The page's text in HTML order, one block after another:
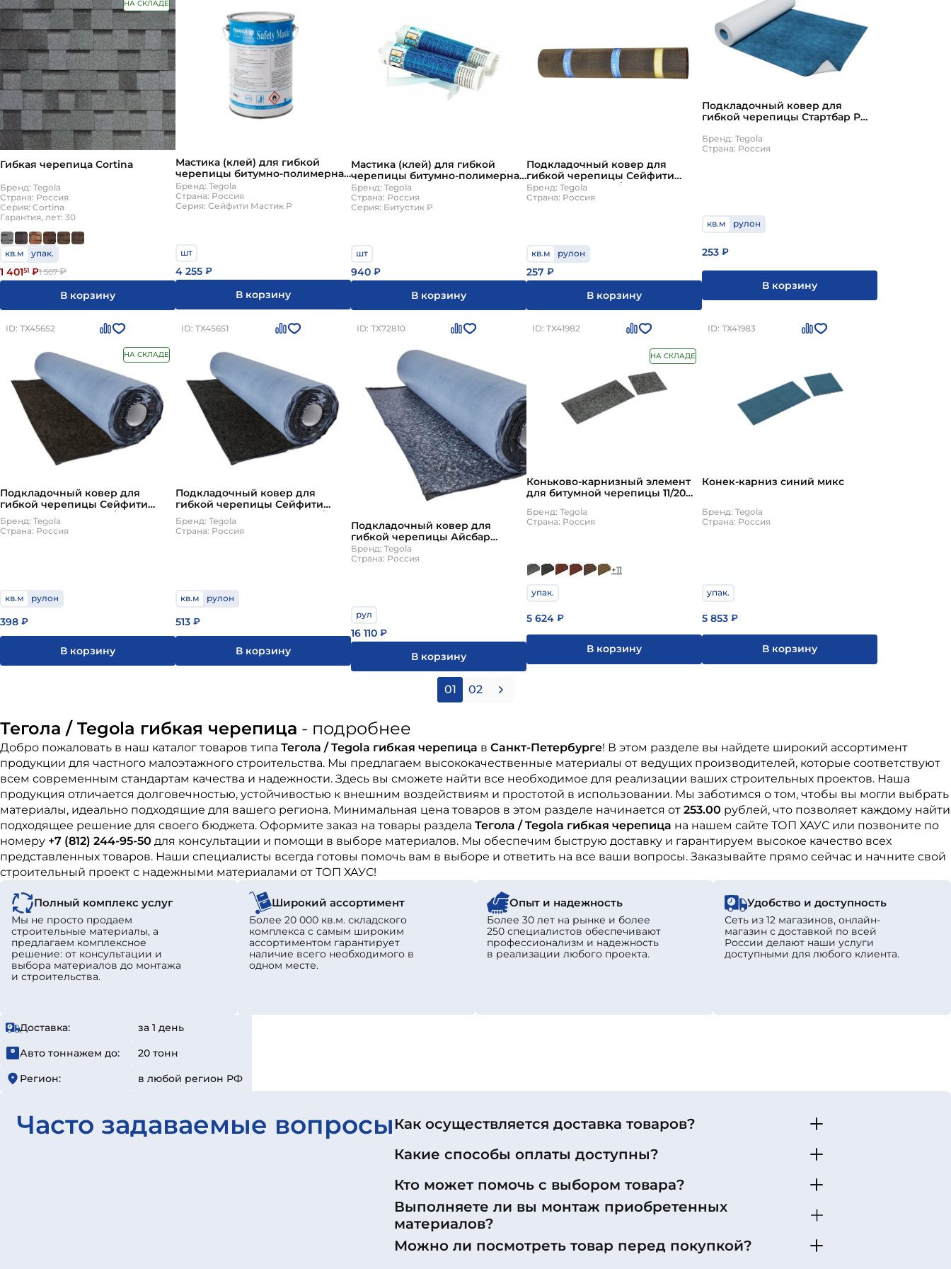
НА СКЛАДЕ
Гибкая черепица Cortina
Бренд: Tegola
Страна: Россия
Серия: Cortina
Гарантия, лет: 30
кв.м упак.
1 40151 ₽1 507₽
В корзину
Мастика (клей) для гибкой
черепицы битумно-полимерная
4л (5кг) Tegola Сейфити Мастик
Р
Бренд: Tegola
Страна: Россия
Серия: Сейфити Мастик Р
шт
4 255 ₽
В корзину
Мастика (клей) для гибкой
черепицы битумно-полимерная
0,31л Tegola Битустик Р
Бренд: Tegola
Страна: Россия
Серия: Битустик Р
шт
940 ₽
В корзину
Подкладочный ковер для
гибкой черепицы Сейфити
Бейз 2 c полосой/overlap 15
кв.м./рул Tegola
Бренд: Tegola
Страна: Россия
кв.м рулон
257 ₽
В корзину
Подкладочный ковер для
гибкой черепицы Стартбар Р
Бренд: Tegola
Страна: Россия
кв.м рулон
253 ₽
В корзину
ID: ТХ45652
НА СКЛАДЕ
Подкладочный ковер для
гибкой черепицы Сейфити
Бейз Силбар 20 кв.м./рул Tegola
Бренд: Tegola
Страна: Россия
кв.м рулон
398 ₽
В корзину
ID: ТХ45651
Подкладочный ковер для
гибкой черепицы Сейфити
Бейз Силбар Супер 15 кв.м./рул
Tegola
Бренд: Tegola
Страна: Россия
кв.м рулон
513 ₽
В корзину
ID: ТХ72810
Подкладочный ковер для
гибкой черепицы Айсбар
СейфГрип Р (SafeGrip R)
самоклеящийся 18 кв.м./рул
Бренд: Tegola
Страна: Россия
рул
16 110 ₽
В корзину
ID: ТХ41982
НА СКЛАДЕ
Коньково-карнизный элемент
для битумной черепицы 11/20
Бренд: Tegola
Страна: Россия
+11
упак.
5 624 ₽
В корзину
ID: ТХ41983
Конек-карниз синий микс
Бренд: Tegola
Страна: Россия
упак.
5 853 ₽
В корзину
01 02
Тегола / Tegola гибкая черепица - подробнее
Добро пожаловать в наш каталог товаров типа Тегола / Tegola гибкая черепица в Санкт-Петербурге! В этом разделе вы найдете широкий ассортимент
продукции для частного малоэтажного строительства. Мы предлагаем высококачественные материалы от ведущих производителей, которые соответствуют
всем современным стандартам качества и надежности. Здесь вы сможете найти все необходимое для реализации ваших строительных проектов. Наша
продукция отличается долговечностью, устойчивостью к внешним воздействиям и простотой в использовании. Мы заботимся о том, чтобы вы могли выбрать
материалы, идеально подходящие для вашего региона. Минимальная цена товаров в этом разделе начинается от 253.00 рублей, что позволяет каждому найти
подходящее решение для своего бюджета. Оформите заказ на товары раздела Тегола / Tegola гибкая черепица на нашем сайте ТОП ХАУС или позвоните по
номеру +7 (812) 244-95-50 для консультации и помощи в выборе материалов. Мы обеспечим быструю доставку и гарантируем высокое качество всех
представленных товаров. Наши специалисты всегда готовы помочь вам в выборе и ответить на все ваши вопросы. Заказывайте прямо сейчас и начните свой
строительный проект с надежными материалами от ТОП ХАУС!
Полный комплекс услуг
Мы не просто продаем
строительные материалы, а
предлагаем комплексное
решение: от консультации и
выбора материалов до монтажа
и строительства.
Широкий ассортимент
Более 20 000 кв.м. складского
комплекса с самым широким
ассортиментом гарантирует
наличие всего необходимого в
одном месте.
Опыт и надежность
Более 30 лет на рынке и более
250 специалистов обеспечивают
профессионализм и надежность
в реализации любого проекта.
Удобство и доступность
Сеть из 12 магазинов, онлайн-
магазин с доставкой по всей
России делают наши услуги
доступными для любого клиента.
Доставка:
за 1 день
Авто тоннажем до:
20 тонн
Регион:
в любой регион РФ
Часто задаваемые вопросы Как осуществляется доставка товаров?
Какие способы оплаты доступны?
Кто может помочь с выбором товара?
Выполняете ли вы монтаж приобретенных
материалов?
Можно ли посмотреть товар перед покупкой?